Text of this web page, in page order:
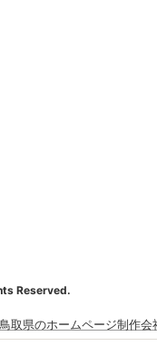
Reserved.
鳥取県のホームページ制作会